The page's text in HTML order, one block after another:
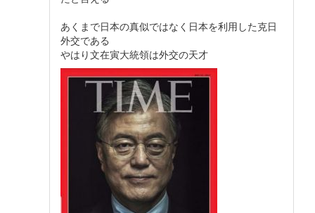
あくまで日本の真似ではなく日本を利用した克日
外交である
やはり文在寅大統領は外交の天才